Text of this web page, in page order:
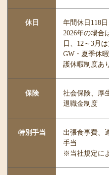
休日
年間休日118日
2026年の場合
日、12～3月
GW・夏季休
護休暇制度あ
保険
社会保険、厚
退職金制度
特別手当
出張食事費、
手当
※当社規定に